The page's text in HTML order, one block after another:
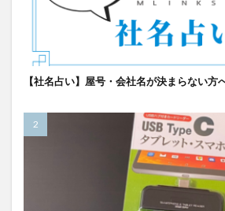
【社名占い】屋号・会社名が決まらない方